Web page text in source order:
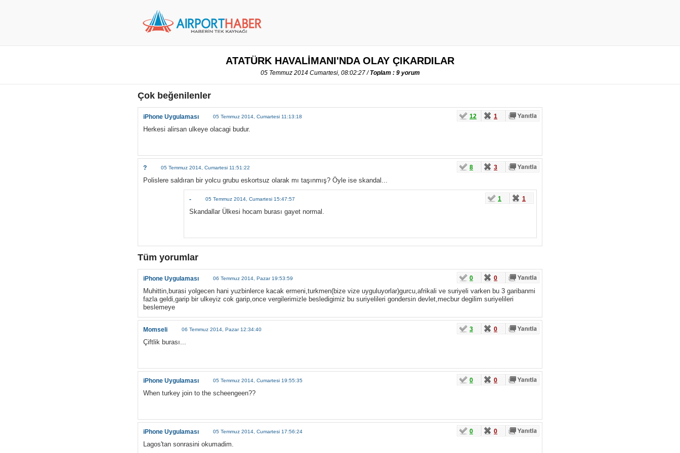
ATATÜRK HAVALİMANI'NDA OLAY ÇIKARDILAR
05 Temmuz 2014 Cumartesi, 08:02:27 /Toplam : 9 yorum
Çok beğenilenler
iPhone Uygulaması 05 Temmuz 2014, Cumartesi 11:13:18
Herkesi alirsan ulkeye olacagi budur.
12 1
? 05 Temmuz 2014, Cumartesi 11:51:22
Polislere saldıran bir yolcu grubu eskortsuz olarak mı taşınmış? Öyle ise skandal...
8 3
- 05 Temmuz 2014, Cumartesi 15:47:57
Skandallar Ülkesi hocam burası gayet normal.
1 1
Tüm yorumlar
iPhone Uygulaması 06 Temmuz 2014, Pazar 19:53:59
Muhittin,burasi yolgecen hani yuzbinlerce kacak ermeni,turkmen(bize vize uyguluyorlar)gurcu,afrikali ve suriyeli varken bu 3 garibanmi
fazla geldi,garip bir ulkeyiz cok garip,once vergilerimizle besledigimiz bu suriyelileri gondersin devlet,mecbur degilim suriyelileri
beslemeye
0 0
Momseli 06 Temmuz 2014, Pazar 12:34:40
Çiftlik burası...
3 0
iPhone Uygulaması 05 Temmuz 2014, Cumartesi 19:55:35
When turkey join to the scheengeen??
0 0
iPhone Uygulaması 05 Temmuz 2014, Cumartesi 17:56:24
Lagos'tan sonrasini okumadim.
0 0